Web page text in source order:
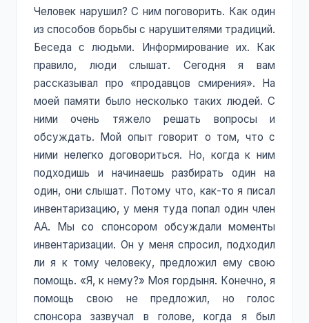
Человек нарушил? С ним поговорить. Как один
из способов борьбы с нарушителями традиций.
Беседа с людьми. Информирование их. Как
правило, люди слышат. Сегодня я вам
рассказывал про «продавцов смирения». На
моей памяти было несколько таких людей. С
ними очень тяжело решать вопросы и
обсуждать. Мой опыт говорит о том, что с
ними нелегко договориться. Но, когда к ним
подходишь и начинаешь разбирать один на
один, они слышат. Потому что, как-то я писал
инвентаризацию, у меня туда попал один член
АА. Мы со спонсором обсуждали моменты
инвентаризации. Он у меня спросил, подходил
ли я к тому человеку, предложил ему свою
помощь. «Я, к нему?» Моя гордыня. Конечно, я
помощь свою не предложил, но голос
спонсора зазвучал в голове, когда я был